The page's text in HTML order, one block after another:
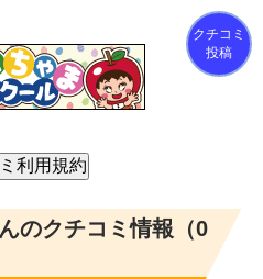
クチコミ
投稿
のクチコミ情報（0